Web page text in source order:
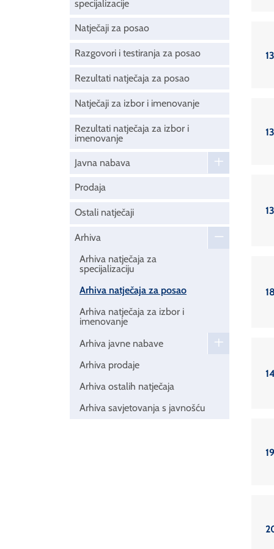
specijalizacije
Natječaji za posao
Razgovori i testiranja za posao
Rezultati natječaja za posao
Natječaji za izbor i imenovanje
Rezultati natječaja za izbor i
imenovanje
Javna nabava
Prodaja
Ostali natječaji
Arhiva
Arhiva natječaja za
specijalizaciju
Arhiva natječaja za posao
Arhiva natječaja za izbor i
imenovanje
Arhiva javne nabave
Arhiva prodaje
Arhiva ostalih natječaja
Arhiva savjetovanja s javnošću